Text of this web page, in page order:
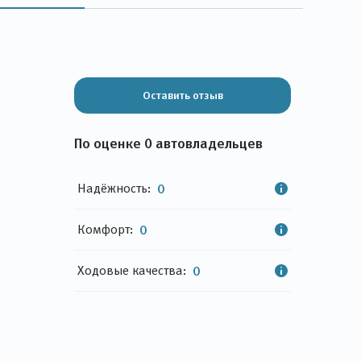
Оставить отзыв
По оценке 0 автовладельцев
Надёжность: 0
Комфорт: 0
Ходовые качества: 0